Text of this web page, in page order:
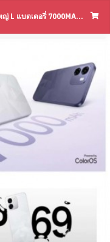
OPPO A6T PRO (8/128GB)50MP จอใหญ่ L แบตเตอรี่ 7000MAH L ชาร์จไว 45W กันน้ำ IP69